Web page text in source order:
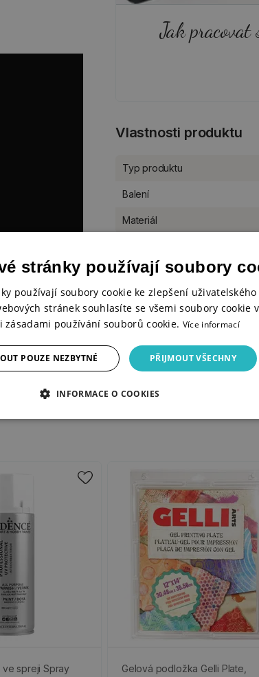
a designu.
chyby, pouze
po vizuální
Jak pracovat
Vlastnosti produktu
Typ produktu
Balení
Materiál
ve spreji Spray
Gelová podložka Gelli Plate,
stránky používají soubory
používají soubory cookie ke zlepšení
stránek souhlasíte se všemi soubory cookie
zásadami používání souborů cookie. Více informací
PŘIJMOUT VŠECHNY
POUZE NEZBYTNÉ
INFORMACE O COOKIES